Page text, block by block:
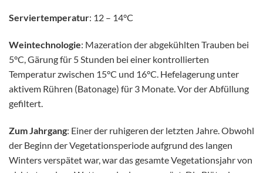
Serviertemperatur: 12 – 14°C
Weintechnologie: Mazeration der abgekühlten Trauben bei
5°C, Gärung für 5 Stunden bei einer kontrollierten
Temperatur zwischen 15°C und 16°C. Hefelagerung unter
aktivem Rühren (Batonage) für 3 Monate. Vor der Abfüllung
gefiltert.
Zum Jahrgang: Einer der ruhigeren der letzten Jahre. Obwohl
der Beginn der Vegetationsperiode aufgrund des langen
Winters verspätet war, war das gesamte Vegetationsjahr von